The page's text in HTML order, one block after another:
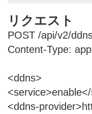
リクエスト
POST /api/v2/
Content-Type:
<ddns>
<ddns-